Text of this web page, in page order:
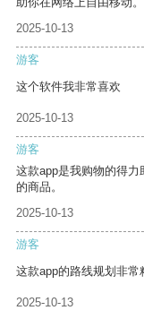
2025-10-13
游客
这个软件我非常喜欢
2025-10-13
游客
这款app是我购物的得
的商品。
2025-10-13
游客
这款app的路线规划非常
2025-10-13